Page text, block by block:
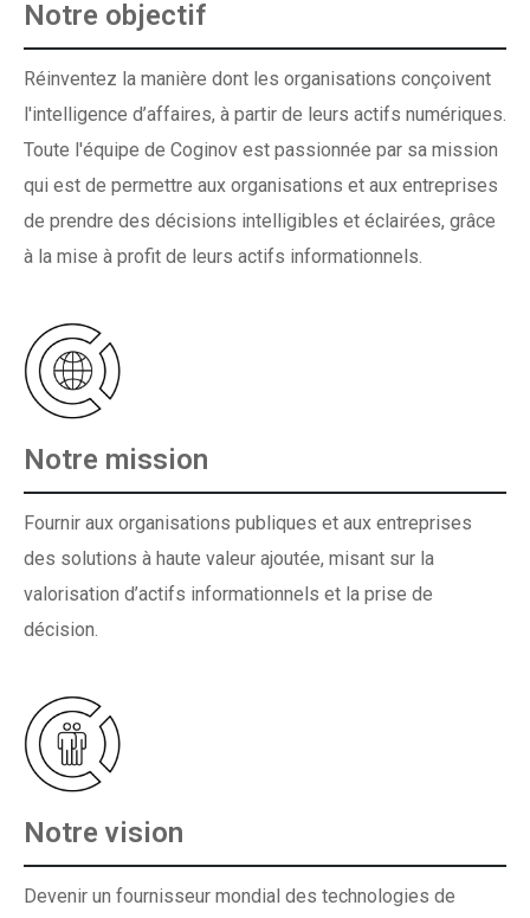
Notre objectif
Réinventez la manière dont les organisations conçoivent
l'intelligence d’affaires, à partir de leurs actifs numériques.
Toute l'équipe de Coginov est passionnée par sa mission
qui est de permettre aux organisations et aux entreprises
de prendre des décisions intelligibles et éclairées, grâce
à la mise à profit de leurs actifs informationnels.
Notre mission
Fournir aux organisations publiques et aux entreprises
des solutions à haute valeur ajoutée, misant sur la
valorisation d’actifs informationnels et la prise de
décision.
Notre vision
Devenir un fournisseur mondial des technologies de